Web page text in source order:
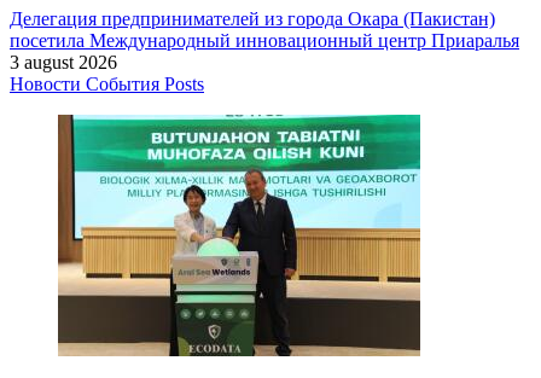
Делегация предпринимателей из города Окара (Пакистан)
посетила Международный инновационный центр Приаралья
3 august 2026
Новости События Posts